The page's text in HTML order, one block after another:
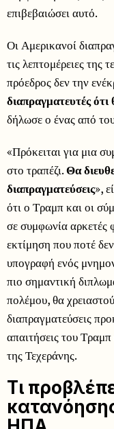
επιβεβαιώσει αυτό.
Οι Αμερικανοί
τις λεπτομέρειες
πρόεδρος δεν την
διαπραγματευτές ότι
δήλωσε ο ένας από
«Πρόκειται για μια
στο τραπέζι.Θα
διαπραγματεύσεις»,
ότι ο Τραμπ και οι
σε συμφωνία αρκετές
εκτίμηση που ποτέ
υπογραφή ενός
πιο σημαντική
πολέμου, θα
διαπραγματεύσεις
απαιτήσεις του
της Τεχεράνης.
Τι